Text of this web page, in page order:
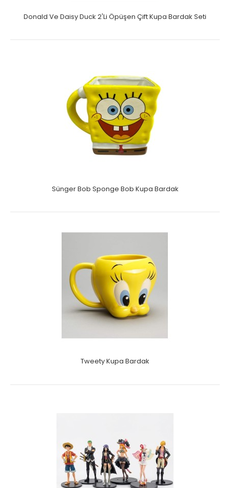
Donald Ve Daisy Duck 2'Li Öpüşen Çift Kupa Bardak Seti
Sünger Bob Sponge Bob Kupa Bardak
Tweety Kupa Bardak